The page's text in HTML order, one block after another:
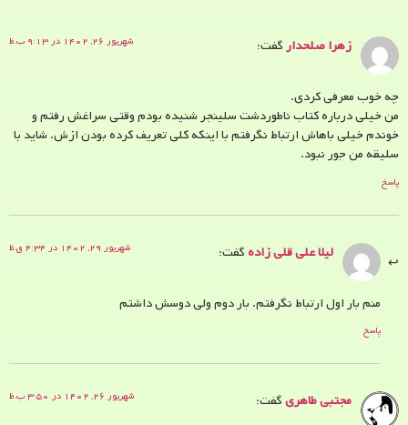
زهرا صلحدارگفت: شهریور ۲۶, ۱۴۰۲ در ۹:۱۳ ب.ظ
چه خوب معرفی کردی.
من خیلی درباره کتاب ناطوردشت سلینجر شنیده بودم وقتی سراغش رفتم و
خوندم خیلی باهاش ارتباط نگرفتم با اینکه کلی تعریف کرده بودن ازش. شاید با
سلیقه من جور نبود.
پاسخ
لیلا علی قلی زادهگفت: شهریور ۲۹, ۱۴۰۲ در ۴:۳۴ ق.ظ
منم بار اول ارتباط نگرفتم. بار دوم ولی دوسش داشتم
پاسخ
مجتبی طاهریگفت: شهریور ۲۶, ۱۴۰۲ در ۳:۵۰ ب.ظ